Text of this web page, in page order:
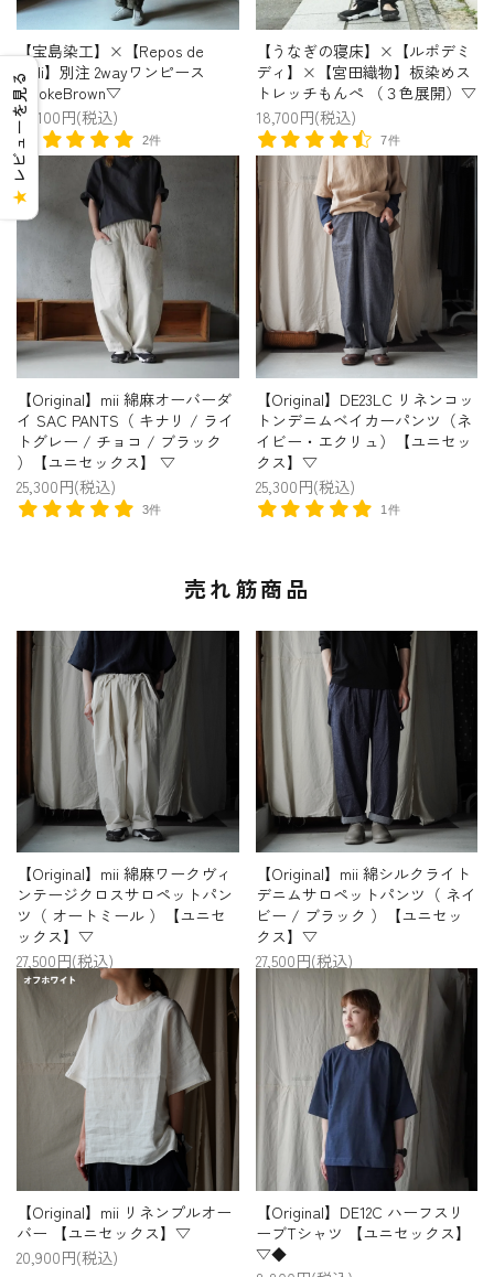
【宝島染工】×【Repos de
midi】別注 2wayワンピース
SmokeBrown▽
34,100円(税込)
2件
【うなぎの寝床】×【ルポデミ
ディ】×【宮田織物】板染めス
トレッチもんぺ （３色展開）▽
18,700円(税込)
7件
【Original】mii 綿麻オーバーダ
イ SAC PANTS（ キナリ / ライ
トグレー / チョコ / ブラック
）【ユニセックス】 ▽
25,300円(税込)
3件
【Original】DE23LC リネンコッ
トンデニムベイカーパンツ（ネ
イビー・エクリュ）【ユニセッ
クス】▽
25,300円(税込)
1件
売れ筋商品
【Original】mii 綿麻ワークヴィ
ンテージクロスサロペットパン
ツ（ オートミール ）【ユニセ
ックス】▽
27,500円(税込)
【Original】mii 綿シルクライト
デニムサロペットパンツ（ ネイ
ビー / ブラック ）【ユニセッ
クス】▽
27,500円(税込)
【Original】mii リネンプルオー
バー 【ユニセックス】▽
20,900円(税込)
【Original】DE12C ハーフスリ
ーブTシャツ 【ユニセックス】
▽◆
★
レビューを見る